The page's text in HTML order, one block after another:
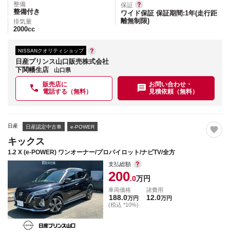
整備
整備付き
排気量
2000cc
保証
ワイド保証 保証期間:1年(走行距
離無制限)
NISSANクオリティショップ
日産プリンス山口販売株式会社
下関幡生店
山口県
販売店に
電話する（無料）
お問い合わせ・
見積依頼（無料）
日産 日産認定中古車 e-POWER
キックス
1.2 X (e-POWER) ワンオーナー/プロパイロット/ナビTV/全方
支払総額
200.0万円
車両価格
188.0万円
(税込 *10%)
諸費用
12.0万円